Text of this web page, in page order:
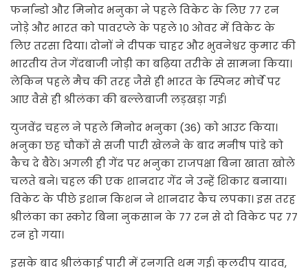
फर्नान्डो और मिनोद भनुका ने पहले विकेट के लिए 77 रन
जोड़े और भारत को पावरप्ले के पहले 10 ओवर में विकेट के
लिए तरसा दिया। दोनों ने दीपक चाहर और भुवनेश्वर कुमार की
भारतीय तेज गेंदबाजी जोड़ी का बढ़िया तरीके से सामना किया।
लेकिन पहले मैच की तरह जैसे ही भारत के स्पिनर मोर्चे पर
आए वैसे ही श्रीलंका की बल्लेबाजी लड़खड़ा गई।
युजवेंद्र चहल ने पहले मिनोद भनुका (36) को आउट किया।
भनुका छह चौकों से सजी पारी खेलने के बाद मनीष पांडे को
कैच दे बैठे। अगली ही गेंद पर भनुका राजपक्षा बिना खाता खोले
चलते बने। चहल की एक शानदार गेंद ने उन्हें शिकार बनाया।
विकेट के पीछे इशान किशन ने शानदार कैच लपका। इस तरह
श्रीलंका का स्कोर बिना नुकसान के 77 रन से दो विकेट पर 77
रन हो गया।
इसके बाद श्रीलंकाई पारी में रनगति थम गई। कुलदीप यादव,